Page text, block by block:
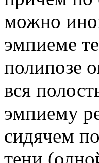
можно
эмпиеме
полипозе
вся
эмпиему
сидячем
тени